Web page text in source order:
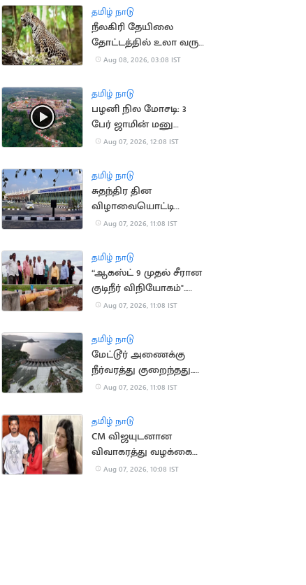
தமிழ் நாடு
நீலகிரி தேயிலை
தோட்டத்தில் உலா வரும்
சிறுத்தை:
கோரிக்கை
Aug 08, 2026, 03:08 IST
தமிழ் நாடு
பழனி நில மோசடி: 3
பேர் ஜாமின் மனு
தள்ளுபடி
Aug 07, 2026, 12:08 IST
தமிழ் நாடு
சுதந்திர தின
விழாவையொட்டி
விமான நிலையத்துக்கு
செல்ல தடை
Aug 07, 2026, 11:08 IST
தமிழ் நாடு
“ஆகஸ்ட் 9 முதல் சீரான
குடிநீர் விநியோகம்"..
தூத்துக்குடி மேயர் உறுதி
Aug 07, 2026, 11:08 IST
தமிழ் நாடு
மேட்டூர் அணைக்கு
நீர்வரத்து குறைந்தது..
13,674 கன அடியாக சரிவு
Aug 07, 2026, 11:08 IST
தமிழ் நாடு
CM விஜயுடனான
விவாகரத்து வழக்கை
வாபஸ் வாங்கினார்
Aug 07, 2026, 10:08 IST